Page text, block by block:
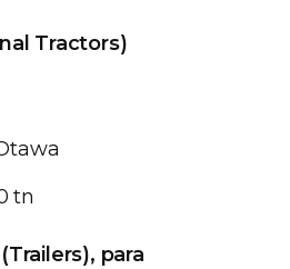
Tractors)
tn
para